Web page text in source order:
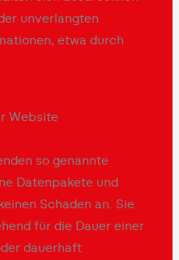
unverlangten
etwa durch
Website
so genannte
Datenpakete und
Schaden an. Sie
für die Dauer einer
dauerhaft